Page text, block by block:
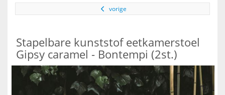
vorige
Stapelbare kunststof eetkamerstoel
Gipsy caramel - Bontempi (2st.)